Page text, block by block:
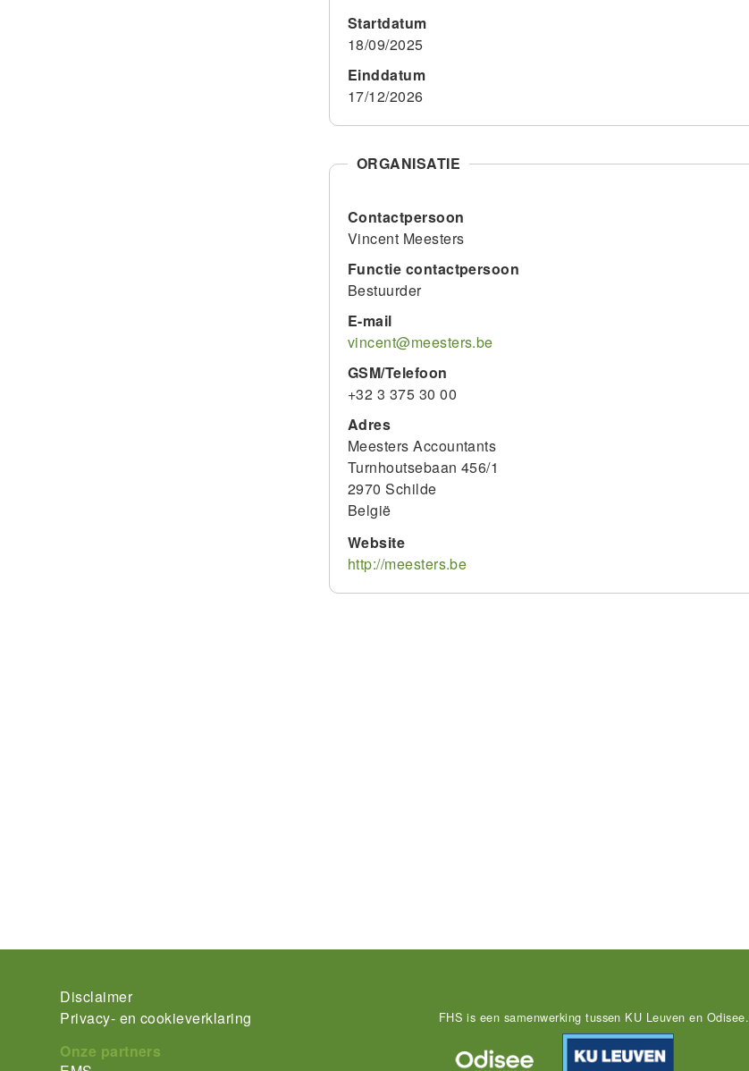
Startdatum
18/09/2025
Einddatum
17/12/2026
ORGANISATIE
Contactpersoon
Vincent Meesters
Functie contactpersoon
Bestuurder
E-mail
vincent@meesters.be
GSM/Telefoon
+32 3 375 30 00
Adres
Meesters Accountants
Turnhoutsebaan 456/1
2970 Schilde
België
Website
http://meesters.be
Footer-
menu
Disclaimer
Privacy- en cookieverklaring
Onze partners
FHS is een samenwerking tussen KU Leuven en Odisee.